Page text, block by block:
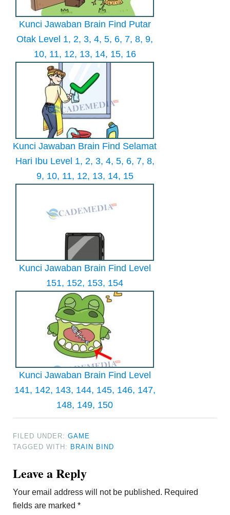
Kunci Jawaban Brain Find Putar
Otak Level 1, 2, 3, 4, 5, 6, 7, 8, 9,
10, 11, 12, 13, 14, 15, 16
Kunci Jawaban Brain Find Selamat
Hari Ibu Level 1, 2, 3, 4, 5, 6, 7, 8,
9, 10, 11, 12, 13, 14, 15
Kunci Jawaban Brain Find Level
151, 152, 153, 154
Kunci Jawaban Brain Find Level
141, 142, 143, 144, 145, 146, 147,
148, 149, 150
FILED UNDER:GAME
TAGGED WITH: BRAIN BIND
Reader
Interactions
Leave a Reply
Your email address will not be published. Required
fields are marked*